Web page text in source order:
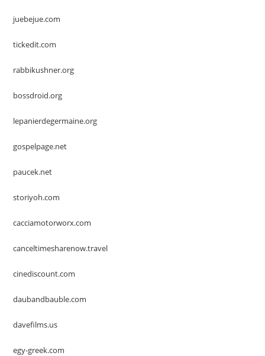
juebejue.com
tickedit.com
rabbikushner.org
bossdroid.org
lepanierdegermaine.org
gospelpage.net
paucek.net
storiyoh.com
cacciamotorworx.com
canceltimesharenow.travel
cinediscount.com
daubandbauble.com
davefilms.us
egy-greek.com